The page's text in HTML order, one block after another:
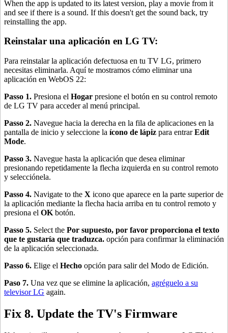
When the app is updated to its latest version, play a movie from it
and see if there is a sound. If this doesn't get the sound back, try
reinstalling the app.
Reinstalar una aplicación en LG TV:
Para reinstalar la aplicación defectuosa en tu TV LG, primero
necesitas eliminarla. Aquí te mostramos cómo eliminar una
aplicación en WebOS 22:
Passo 1. Presiona el Hogar presione el botón en su control remoto
de LG TV para acceder al menú principal.
Passo 2. Navegue hacia la derecha en la fila de aplicaciones en la
pantalla de inicio y seleccione la ícono de lápiz para entrarEdit
Mode.
Passo 3. Navegue hasta la aplicación que desea eliminar
presionando repetidamente la flecha izquierda en su control remoto
y selecciónela.
Passo 4. Navigate to the X icono que aparece en la parte superior de
la aplicación mediante la flecha hacia arriba en tu control remoto y
presiona el OK botón.
Passo 5. Select the Por supuesto, por favor proporciona el texto
que te gustaría que traduzca. opción para confirmar la eliminación
de la aplicación seleccionada.
Passo 6. Elige el Hecho opción para salir del Modo de Edición.
Paso 7. Una vez que se elimine la aplicación, agréguelo a su
televisor LG again.
Fix 8. Update the TV's Firmware